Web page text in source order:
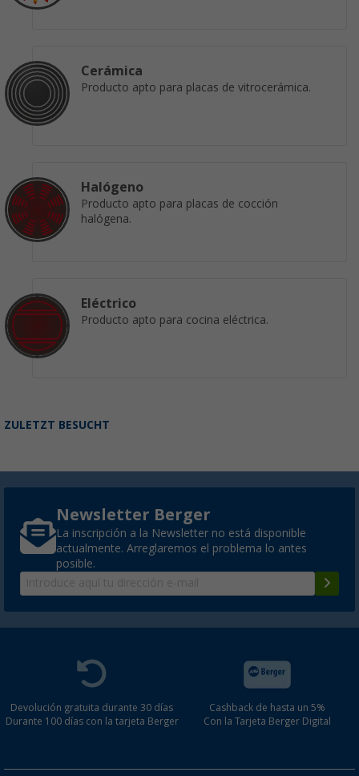
Cerámica
Producto apto para placas de vitrocerámica.
Halógeno
Producto apto para placas de cocción
halógena.
Eléctrico
Producto apto para cocina eléctrica.
ZULETZT BESUCHT
Newsletter Berger
La inscripción a la Newsletter no está disponible
actualmente. Arreglaremos el problema lo antes
posible.
Devolución gratuita durante 30 días
Durante 100 días con la tarjeta Berger
Cashback de hasta un 5%
Con la Tarjeta Berger Digital